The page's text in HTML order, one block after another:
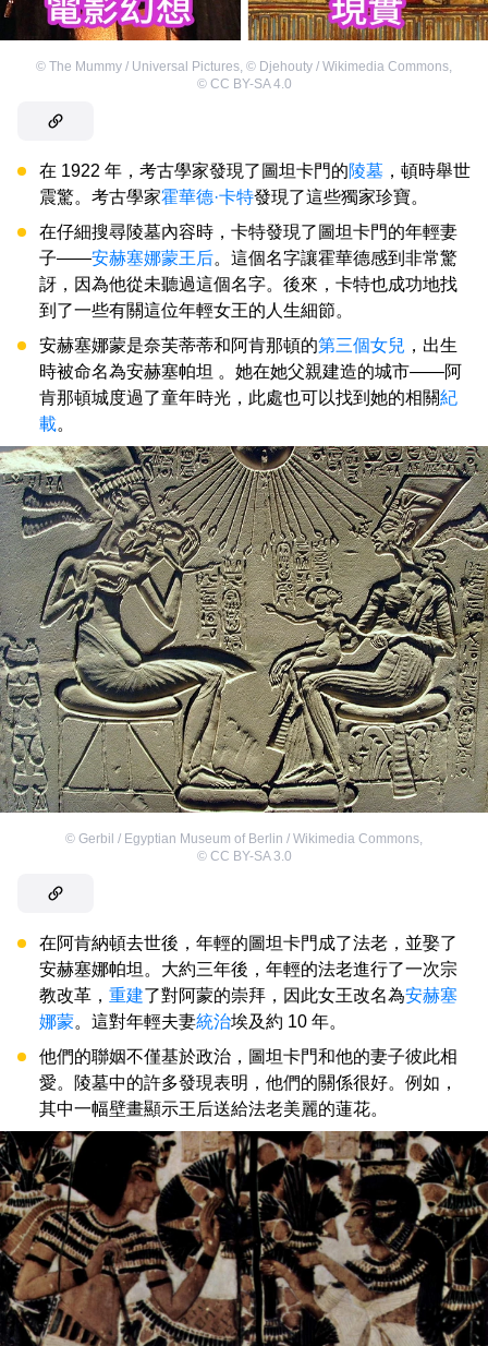
© The Mummy / Universal Pictures, © Djehouty / Wikimedia Commons,
© CC BY-SA 4.0
在 1922 年，考古學家發現了圖坦卡門的陵墓 ，頓時舉世
震驚。考古學家霍華德·卡特發現了這些獨家珍寶。
在仔細搜尋陵墓內容時，卡特發現了圖坦卡門的年輕妻
子——安赫塞娜蒙王后。這個名字讓霍華德感到非常驚
訝，因為他從未聽過這個名字。後來，卡特也成功地找
到了一些有關這位年輕女王的人生細節。
安赫塞娜蒙是奈芙蒂蒂和阿肯那頓的第三個女兒 ，出生
時被命名為安赫塞帕坦 。她在她父親建造的城市——阿
肯那頓城度過了童年時光，此處也可以找到她的相關紀
載。
© Gerbil / Egyptian Museum of Berlin / Wikimedia Commons,
© CC BY-SA 3.0
在阿肯納頓去世後，年輕的圖坦卡門成了法老，並娶了
安赫塞娜帕坦。大約三年後，年輕的法老進行了一次宗
教改革， 重建了對阿蒙的崇拜，因此女王改名為安赫塞
娜蒙。這對年輕夫妻統治埃及約 10 年。
他們的聯姻不僅基於政治，圖坦卡門和他的妻子彼此相
愛。陵墓中的許多發現表明，他們的關係很好。例如，
其中一幅壁畫顯示王后送給法老美麗的蓮花。